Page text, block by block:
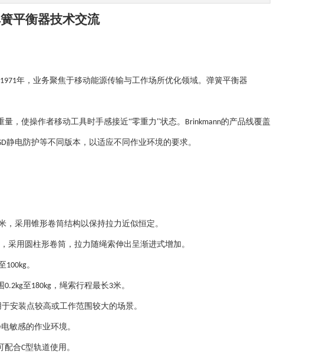
平衡器技术交流
1971年，业务聚焦于移动能源传输与工作场所优化领域。弹簧平衡器
量，使操作者移动工具时手感接近“零重力"状态。 Brinkmann的产品线覆盖
静电防护等不同版本，以适应不同作业环境的要求。
，采用锥形卷筒结构以保持拉力近似恒定。
采用圆柱形卷筒，拉力随绳索伸出呈渐进式增加。
100kg。
0.2kg至 180kg ，绳索行程最长3米。
于安装点较高或工作范围较大的场景。
敏感的作业环境。
配合C型轨道使用。